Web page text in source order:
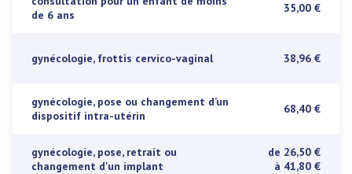
de 6 ans
35,00 €
gynécologie, frottis cervico-vaginal 38,96 €
gynécologie, pose ou changement d’un
dispositif intra-utérin
68,40 €
gynécologie, pose, retrait ou
changement d'un implant
de 26,50 €
à 41,80 €